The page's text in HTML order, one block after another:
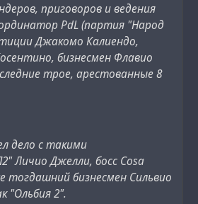
приговоров и ведения
PdL (партия "Народ
Джакомо Калиендо,
бизнесмен Флавио
трое, арестованные 8
дело с такими
Личио Джелли, босс Cosa
тогдашний бизнесмен Сильвио
"Ольбия 2".